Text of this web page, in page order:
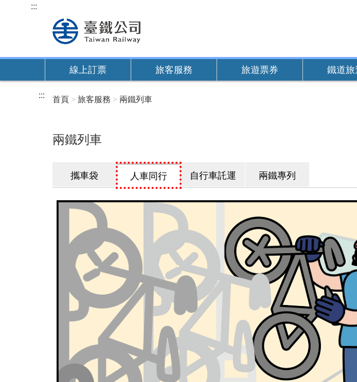
內
:::
線上訂票 旅客服務 旅遊票券 鐵道旅
::: 首頁 旅客服務 兩鐵列車
兩鐵列車
攜車袋 人車同行 自行車託運 兩鐵專列